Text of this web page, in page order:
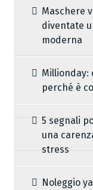
Maschere
diventate
moderna
Millionday:
perché è
5 segnali
una
stress
Noleggio